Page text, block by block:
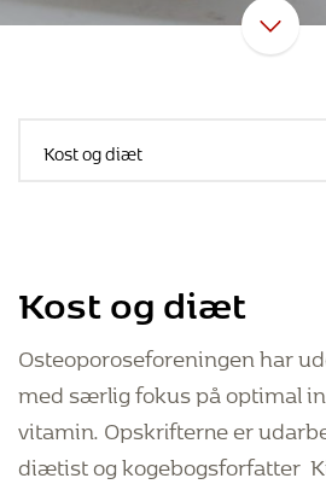
Kost og diæt
Osteoporoseforeningen har
med særlig fokus på optimal
vitamin. Opskrifterne er
diætist og kogebogsforfatter